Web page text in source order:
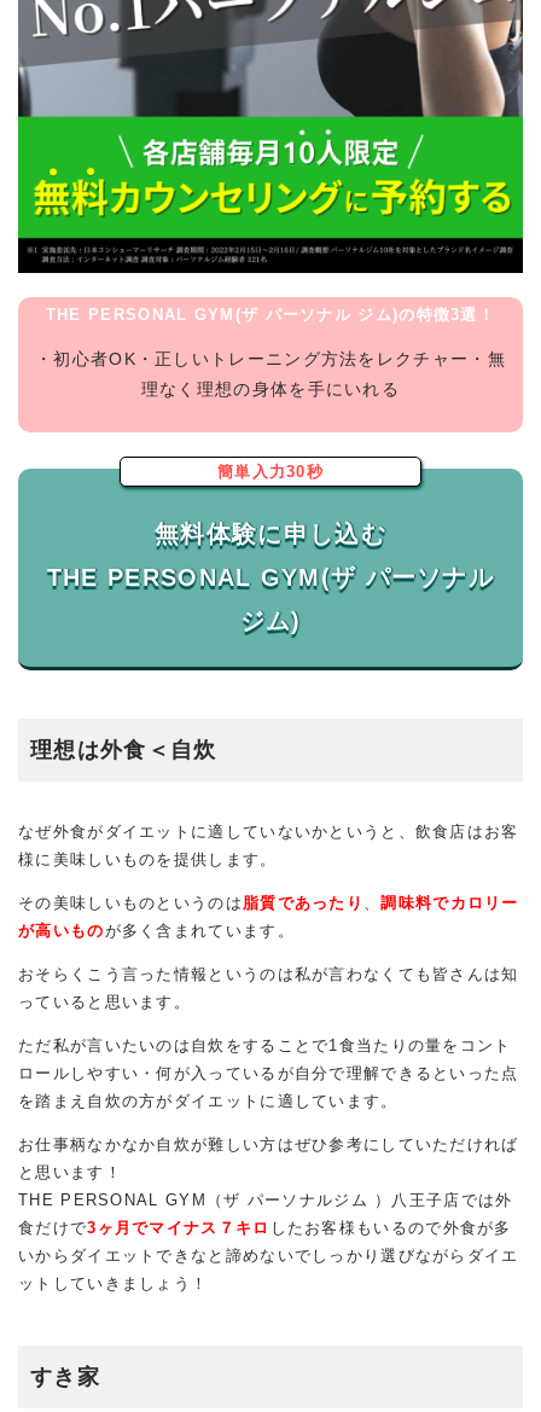
THE PERSONAL GYM(ザ パーソナル ジム)の特徴3選！
・初心者OK・正しいトレーニング方法をレクチャー・無
理なく理想の身体を手にいれる
簡単入力30秒
無料体験に申し込む
THE PERSONAL GYM(ザ パーソナル
理想は外食＜自炊
なぜ外食がダイエットに適していないかというと、飲食店はお客
様に美味しいものを提供します。
その美味しいものというのは 脂質であったり 、調味料でカロリー
が高いものが多く含まれています。
おそらくこう言った情報というのは私が言わなくても皆さんは知
っていると思います。
ただ私が言いたいのは自炊をすることで1食当たりの量をコント
ロールしやすい・何が入っているが自分で理解できるといった点
を踏まえ自炊の方がダイエットに適しています。
お仕事柄なかなか自炊が難しい方はぜひ参考にしていただければ
と思います！
THE PERSONAL GYM（ザ パーソナルジム ）八王子店では外
食だけで3ヶ月でマイナス７キロ したお客様もいるので外食が多
いからダイエットできなと諦めないでしっかり選びながらダイエ
ットしていきましょう！
すき家